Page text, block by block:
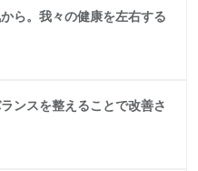
ら。我々の健康を左右する
ンスを整えることで改善さ